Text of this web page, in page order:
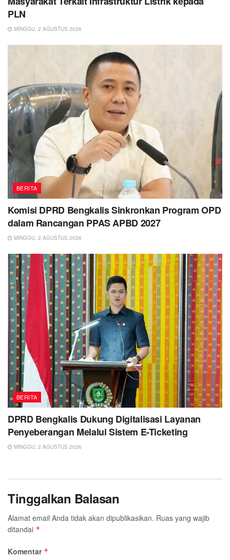
PLN
MINGGU, 2 AGUSTUS 2026
BERITA
Komisi DPRD Bengkalis Sinkronkan Program OPD
dalam Rancangan PPAS APBD 2027
MINGGU, 2 AGUSTUS 2026
BERITA
DPRD Bengkalis Dukung Digitalisasi Layanan
Penyeberangan Melalui Sistem E-Ticketing
MINGGU, 2 AGUSTUS 2026
Tinggalkan Balasan
Alamat email Anda tidak akan dipublikasikan. Ruas yang wajib
ditandai *
Komentar *